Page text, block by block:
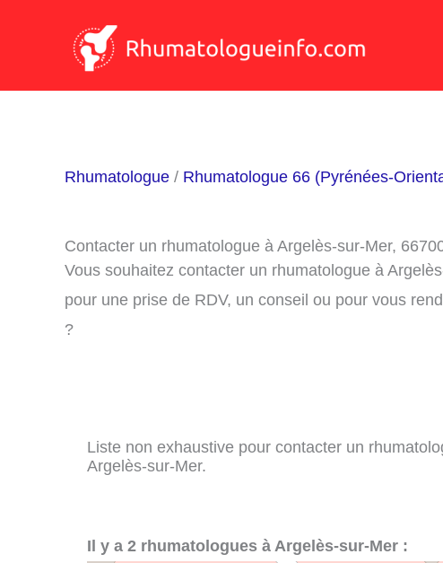
Rhumatologue / Rhumatologue 66 (Pyrénées-
Contacter un rhumatologue à Argelès-sur-Mer,
Vous souhaitez contacter un rhumatologue à
pour une prise de RDV, un conseil ou pour vous
?
Liste non exhaustive pour contacter un
Argelès-sur-Mer.
Il y a 2 rhumatologues à Argelès-sur-Mer :